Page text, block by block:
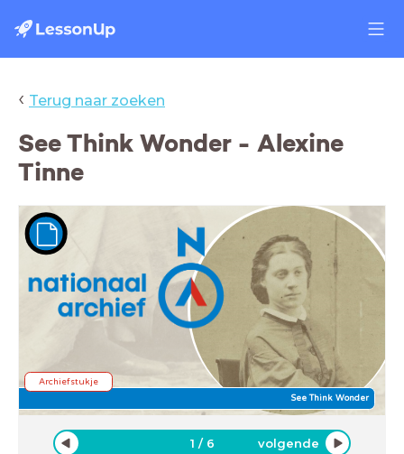
‹ Terug naar zoeken
See Think Wonder - Alexine
Tinne
See Think Wonder
Archiefstukje
1 / 6 volgende